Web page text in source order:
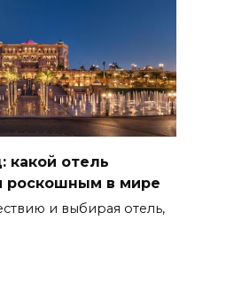
какой отель
роскошным в мире
и выбирая отель,